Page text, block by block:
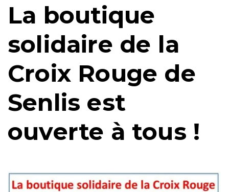
La boutique
solidaire de la
Croix Rouge de
Senlis est
ouverte à tous !